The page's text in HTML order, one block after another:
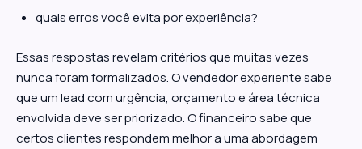
quais erros você evita por experiência?
Essas respostas revelam critérios que muitas vezes
nunca foram formalizados. O vendedor experiente sabe
que um lead com urgência, orçamento e área técnica
envolvida deve ser priorizado. O financeiro sabe que
certos clientes respondem melhor a uma abordagem